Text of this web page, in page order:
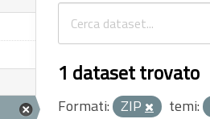
1 dataset trovato
Formati: ZIP temi: